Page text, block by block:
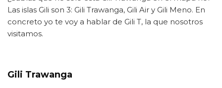
Las islas Gili son 3: Gili Trawanga, Gili Air y Gili Meno. En
concreto yo te voy a hablar de Gili T, la que nosotros
visitamos.
Gili Trawanga